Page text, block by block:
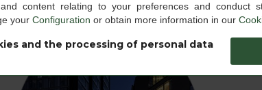
content relating to your preferences and conduct
your Configuration or obtain more information in our
and the processing of personal data